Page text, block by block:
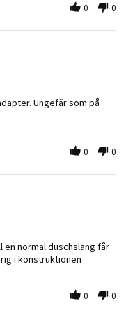
0 0
Ungefär som på
0 0
normal duschslang får
i konstruktionen
0 0